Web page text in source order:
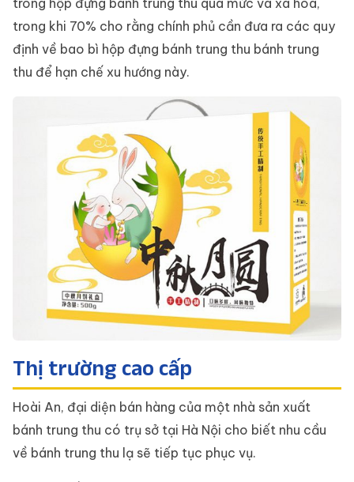
trong hộp đựng bánh trung thu quá mức và xa hoa,
trong khi 70% cho rằng chính phủ cần đưa ra các quy
định về bao bì hộp đựng bánh trung thu bánh trung
thu để hạn chế xu hướng này.
Thị trường cao cấp
Hoài An, đại diện bán hàng của một nhà sản xuất
bánh trung thu có trụ sở tại Hà Nội cho biết nhu cầu
về bánh trung thu lạ sẽ tiếp tục phục vụ.